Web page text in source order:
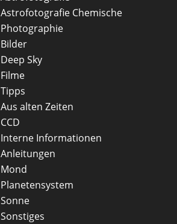
Astrofotografie Chemische
Photographie
Bilder
Deep Sky
Filme
Tipps
Aus alten Zeiten
CCD
Interne Informationen
Anleitungen
Mond
Planetensystem
Sonne
Sonstiges